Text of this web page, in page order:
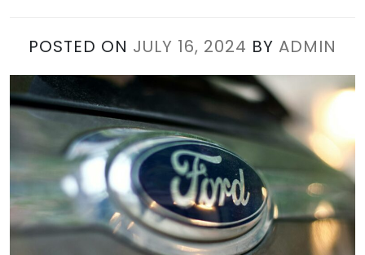
POSTED ON JULY 16, 2024 BY ADMIN